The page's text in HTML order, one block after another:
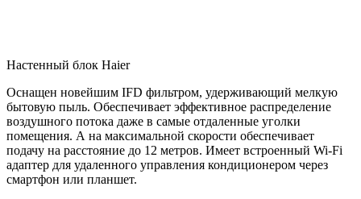
Настенный блок Haier
Оснащен новейшим IFD фильтром, удерживающий мелкую
бытовую пыль. Обеспечивает эффективное распределение
воздушного потока даже в самые отдаленные уголки
помещения. А на максимальной скорости обеспечивает
подачу на расстояние до 12 метров. Имеет встроенный Wi-Fi
адаптер для удаленного управления кондиционером через
смартфон или планшет.